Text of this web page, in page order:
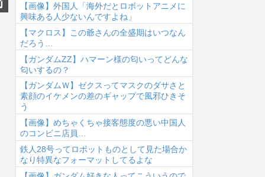
【画像】外国人「海外だとロボットアニメに
興味ある人少ないんですよね」
【マクロス】この爺さんの全盛期はいつなん
だろう…
【ガンダムΖΖ】ハマーン様の匂いってどんな
匂いするの？
【ガンダムＷ】ゼクスってマスクのダサさと
素顔のイケメンの差のギャップで風邪ひきそ
う
【画像】めちゃくちゃ接客態度の悪い中国人
のコンビニ店員…
鉄人28号ってロボットものとして見た場合か
なり特異なフォーマットしてるよな